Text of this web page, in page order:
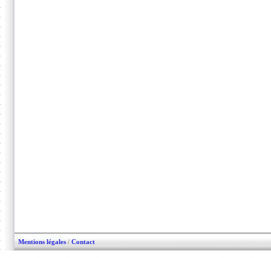
Mentions légales / Contact